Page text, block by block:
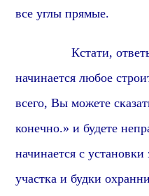
все углыпрямые.
Кстати, о
начинается любое
всего, Вы можете
конечно.» и будете
начинается с
участка и будки